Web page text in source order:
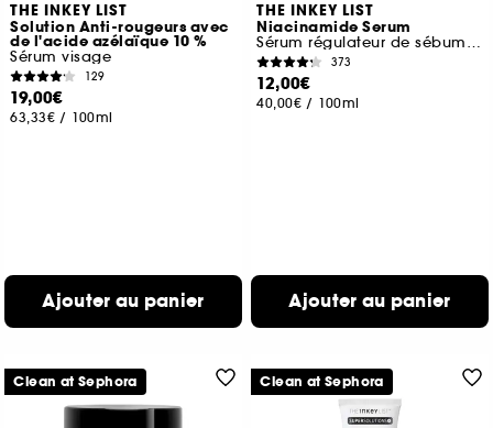
THE INKEY LIST
Solution Anti-rougeurs avec
de l'acide azélaïque 10 %
Sérum visage
129
19,00€
63,33€ / 100ml
Ajouter au panier
THE INKEY LIST
Niacinamide Serum
Sérum régulateur de sébum à la niacinamide
373
12,00€
40,00€ / 100ml
Ajouter au panier
Clean at Sephora Clean at Sephora